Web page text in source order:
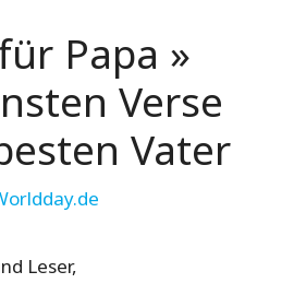
Papa »
Verse
Vater
Leser,